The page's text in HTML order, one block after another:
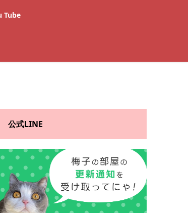
Tube
公式LINE